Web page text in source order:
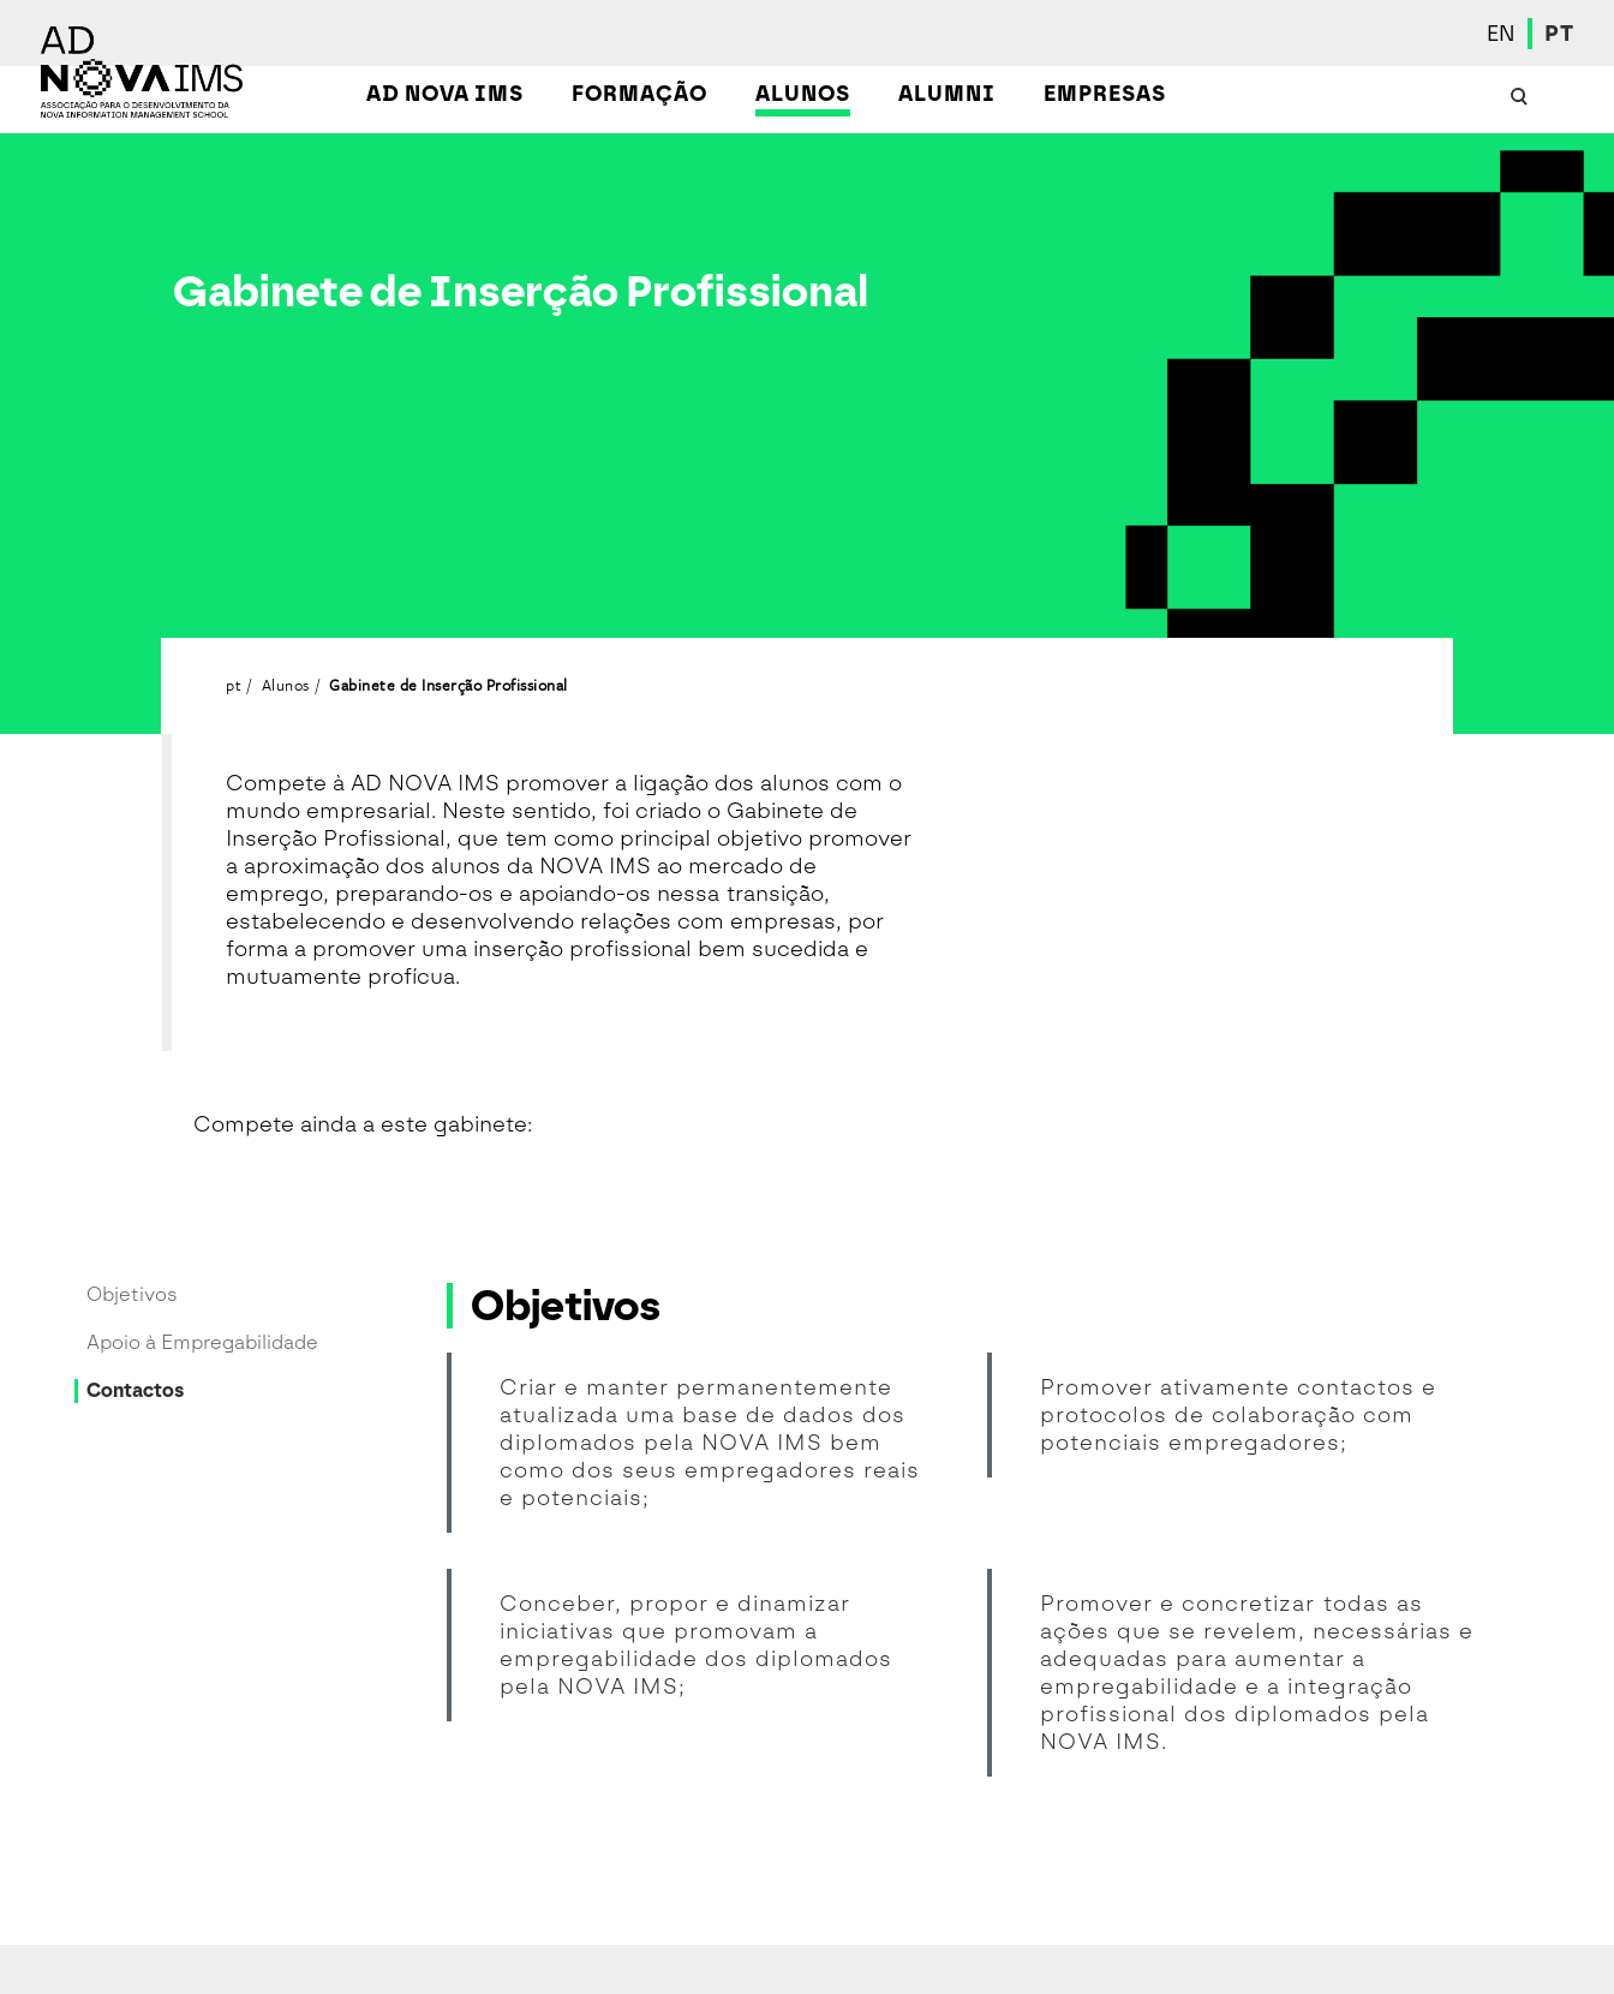
AD NOVA IMS FORMAÇÃO ALUNOS ALUMNI EMPRESAS
EN PT
Gabinete de Inserção Profissional
Gabinete de Inserção Profissional
pt Alunos Gabinete de Inserção Profissional
Compete à AD NOVA IMS promover a ligação dos alunos com o
mundo empresarial. Neste sentido, foi criado o Gabinete de
Inserção Profissional, que tem como principal objetivo promover
a aproximação dos alunos da NOVA IMS ao mercado de
emprego, preparando-os e apoiando-os nessa transição,
estabelecendo e desenvolvendo relações com empresas, por
forma a promover uma inserção profissional bem sucedida e
mutuamente profícua.
Compete ainda a este gabinete:
Objetivos
Apoio à Empregabilidade
Contactos
Objetivos
Criar e manter permanentemente
atualizada uma base de dados dos
diplomados pela NOVA IMS bem
como dos seus empregadores reais
e potenciais;
Promover ativamente contactos e
protocolos de colaboração com
potenciais empregadores;
Conceber, propor e dinamizar
iniciativas que promovam a
empregabilidade dos diplomados
pela NOVA IMS;
Promover e concretizar todas as
ações que se revelem, necessárias e
adequadas para aumentar a
empregabilidade e a integração
profissional dos diplomados pela
NOVA IMS.